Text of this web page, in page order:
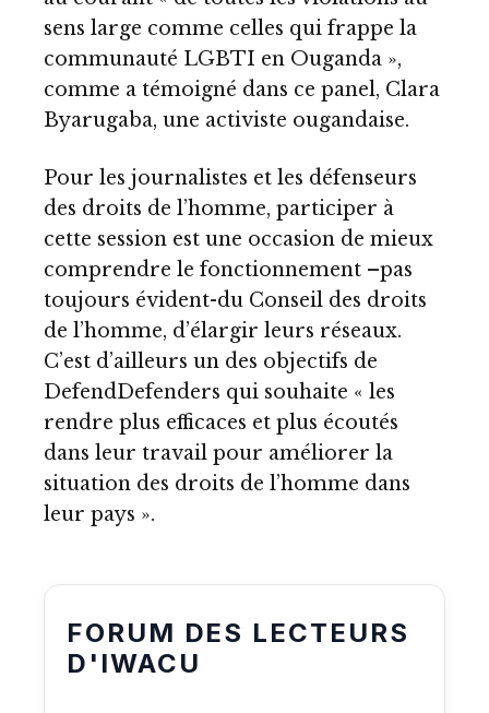
sens large comme celles qui frappe la
communauté LGBTI en Ouganda »,
comme a témoigné dans ce panel, Clara
Byarugaba, une activiste ougandaise.
Pour les journalistes et les défenseurs
des droits de l’homme, participer à
cette session est une occasion de mieux
comprendre le fonctionnement –pas
toujours évident-du Conseil des droits
de l’homme, d’élargir leurs réseaux.
C’est d’ailleurs un des objectifs de
DefendDefenders qui souhaite « les
rendre plus efficaces et plus écoutés
dans leur travail pour améliorer la
situation des droits de l’homme dans
leur pays ».
FORUM DES LECTEURS
D'IWACU